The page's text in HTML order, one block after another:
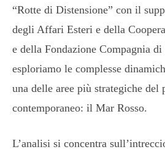
“Rotte di Distensione” con il
degli Affari Esteri e della
e della Fondazione Compagnia di
esploriamo le complesse
una delle aree più strategiche del
contemporaneo: il Mar Rosso.
L’analisi si concentra